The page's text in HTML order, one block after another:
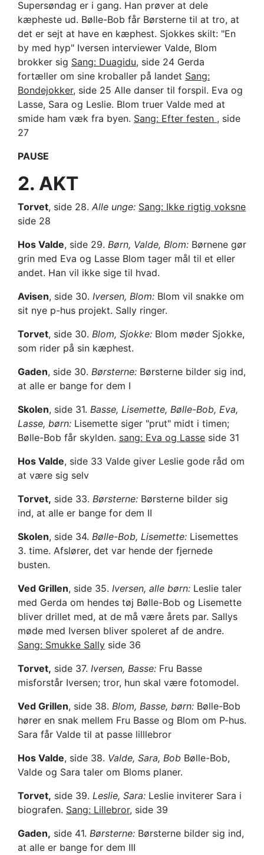
Supersøndag er i gang. Han prøver at dele
kæpheste ud. Bølle-Bob får Børsterne til at tro, at
det er sejt at have en kæphest. Sjokkes skilt: "En
by med hyp" Iversen interviewer Valde, Blom
brokker sig Sang: Duagidu, side 24 Gerda
fortæller om sine kroballer på landet Sang:
Bondejokker, side 25 Alle danser til forspil. Eva og
Lasse, Sara og Leslie. Blom truer Valde med at
smide ham væk fra byen. Sang: Efter festen , side
27
PAUSE
2. AKT
Torvet, side 28. Alle unge: Sang: Ikke rigtig voksne
side 28
Hos Valde, side 29. Børn, Valde, Blom: Børnene gør
grin med Eva og Lasse Blom tager mål til et eller
andet. Han vil ikke sige til hvad.
Avisen, side 30. Iversen, Blom: Blom vil snakke om
sit nye p-hus projekt. Sally ringer.
Torvet, side 30. Blom, Sjokke: Blom møder Sjokke,
som rider på sin kæphest.
Gaden, side 30. Børsterne: Børsterne bilder sig ind,
at alle er bange for dem I
Skolen, side 31. Basse, Lisemette, Bølle-Bob, Eva,
Lasse, børn: Lisemette siger "prut" midt i timen;
Bølle-Bob får skylden. sang: Eva og Lasse side 31
Hos Valde, side 33 Valde giver Leslie gode råd om
at være sig selv
Torvet, side 33. Børsterne: Børsterne bilder sig
ind, at alle er bange for dem II
Skolen, side 34. Bølle-Bob, Lisemette: Lisemettes
3. time. Afslører, det var hende der fjernede
busten.
Ved Grillen, side 35. Iversen, alle børn: Leslie taler
med Gerda om hendes tøj Bølle-Bob og Lisemette
bliver drillet med, at de må være årets par. Sallys
møde med Iversen bliver spoleret af de andre.
Sang: Smukke Sally side 36
Torvet, side 37. Iversen, Basse: Fru Basse
misforstår Iversen; tror, hun skal være fotomodel.
Ved Grillen, side 38. Blom, Basse, børn: Bølle-Bob
hører en snak mellem Fru Basse og Blom om P-hus.
Sara får Valde til at passe lilllebror
Hos Valde, side 38. Valde, Sara, Bob Bølle-Bob,
Valde og Sara taler om Bloms planer.
Torvet, side 39. Leslie, Sara: Leslie inviterer Sara i
biografen. Sang: Lillebror, side 39
Gaden, side 41. Børsterne: Børsterne bilder sig ind,
at alle er bange for dem III